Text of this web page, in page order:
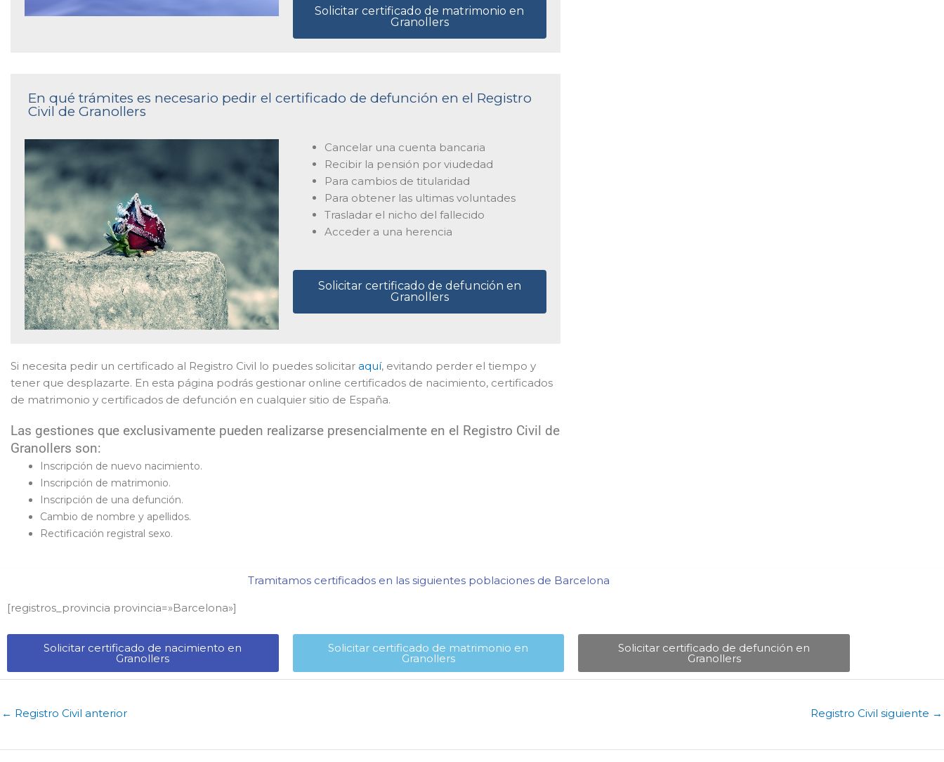
Solicitar certificado de matrimonio en
Granollers
En qué trámites es necesario pedir el certificado de defunción en el Registro
Civil de Granollers
Cancelar una cuenta bancaria
Recibir la pensión por viudedad
Para cambios de titularidad
Para obtener las ultimas voluntades
Trasladar el nicho del fallecido
Acceder a una herencia
Solicitar certificado de defunción en
Granollers
Si necesita pedir un certificado al Registro Civil lo puedes solicitar aquí, evitando perder el tiempo y
tener que desplazarte. En esta página podrás gestionar online certificados de nacimiento, certificados
de matrimonio y certificados de defunción en cualquier sitio de España.
Las gestiones que exclusivamente pueden realizarse presencialmente en el Registro Civil de
Granollers son:
Inscripción de nuevo nacimiento.
Inscripción de matrimonio.
Inscripción de una defunción.
Cambio de nombre y apellidos.
Rectificación registral sexo.
Tramitamos certificados en las siguientes poblaciones de Barcelona​
[registros_provincia provincia=»Barcelona​»]
Solicitar certificado de nacimiento en
Granollers​
Solicitar certificado de matrimonio en
Granollers​
Solicitar certificado de defunción en
Granollers​
← Registro Civil anterior Registro Civil siguiente →